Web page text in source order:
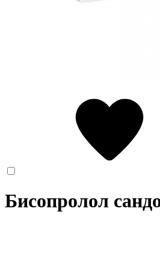
Бисопролол